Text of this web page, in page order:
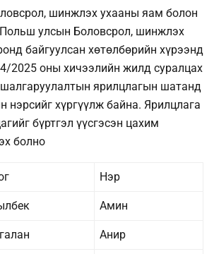
шинжлэх ухааны яам болон
улсын Боловсрол, шинжлэх
байгуулсан хөтөлбөрийн хүрээнд
2025 оны хичээлийн жилд суралцах
ярилцлагын шатанд
нэрсийг хүргүүлж байна. Ярилцлага
бүртгэл үүсгэсэн цахим
болно
Нэр
Амин
Анир